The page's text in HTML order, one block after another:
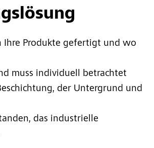
Ihre Produkte gefertigt und wo
muss individuell betrachtet
der Untergrund und
das industrielle